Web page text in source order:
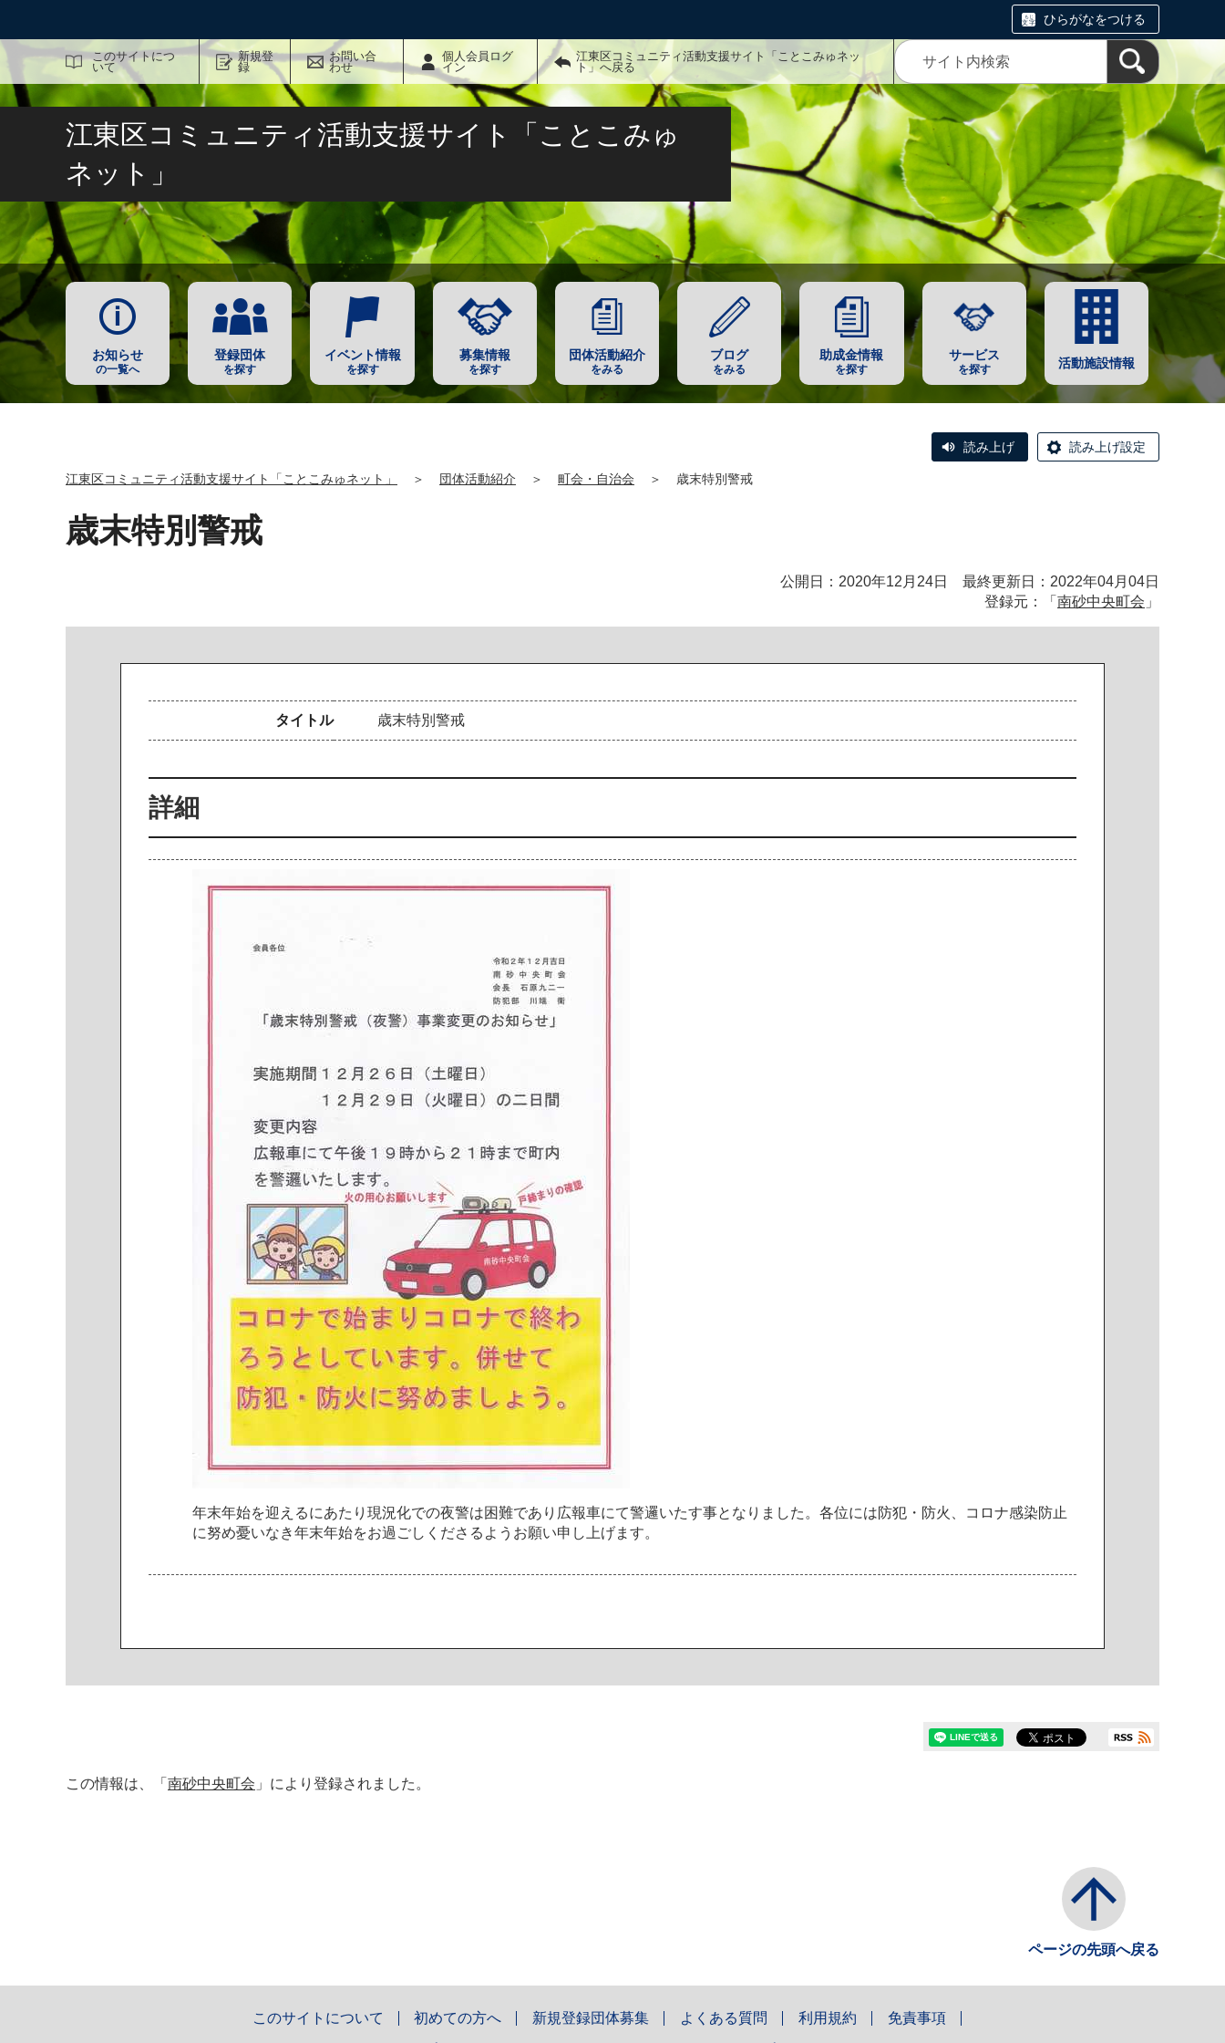
ひらがなをつける
このサイトにつ
いて
新規登
録
お問い合
わせ
個人会員ログ
イン
江東区コミュニティ活動支援サイト「ことこみゅネッ
ト」へ戻る
サイト内検索
江東区コミュニティ活動支援サイト「ことこみゅ
ネット」
お知らせ
の一覧へ
登録団体
を探す
イベント情報
を探す
募集情報
を探す
団体活動紹介
をみる
ブログ
をみる
助成金情報
を探す
サービス
を探す 活動施設情報
読み上げ 読み上げ設定
江東区コミュニティ活動支援サイト「ことこみゅネット」 ＞ 団体活動紹介 ＞ 町会・自治会 ＞ 歳末特別警戒
歳末特別警戒
公開日：2020年12月24日 最終更新日：2022年04月04日
登録元：「 南砂中央町会 」
タイトル 歳末特別 警戒
詳細
年末年始を迎 え るにあた り 現況化での夜警は困難であ り 広報車にて警邏いたす事と な り ま した 。 各位には防犯 ・ 防火 コ ロナ感染防止
に努め憂いなき年末年始をお過 ごし く ださ る よ う お願い申 し 上げま す。
この情報は、「 南砂中央町会 」により登録されました。
ページの先頭へ戻る
このサイトについて 初めての方へ 新規登録団体募集 よくある質問 利用規約 免責事項